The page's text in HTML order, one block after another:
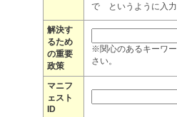
で というように入力
解決す
るため
の重要
政策
※関心のあるキーワ
さい。
マニフ
ェスト
ID